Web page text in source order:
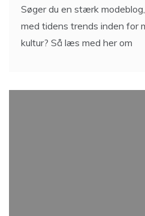
Søger du en stærk
med tidens trends inden for
kultur? Så læs med her om